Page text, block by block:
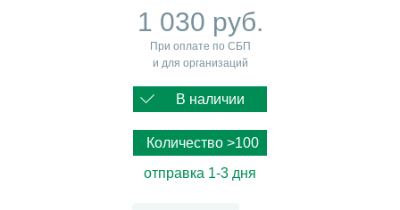
1 030 руб.
При оплате по СБП
и для организаций
В наличии
Количество >100
отправка 1-3 дня